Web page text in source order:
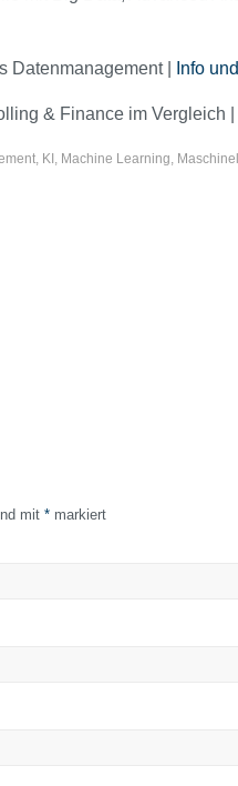
Datenmanagement | Info
& Finance im Vergleich |
KI Machine Learning
mit * markiert